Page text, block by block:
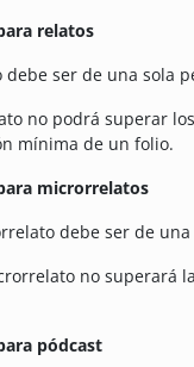
relatos
ser de una sola
no podrá superar
mínima de un folio.
microrrelatos
debe ser de una
no superará
pódcast